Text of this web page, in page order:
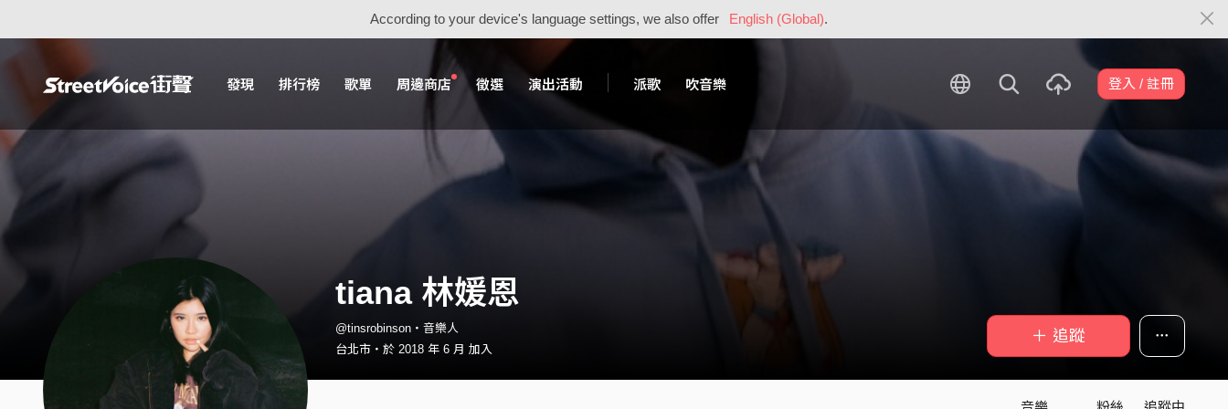
According to your device's language settings, we also offer English (Global).
發現 排行榜 歌單 周邊商店 徵選 演出活動 派歌 吹音樂 登入 / 註冊
tiana 林媛恩
@tinsrobinson・音樂人
台北市・於 2018 年 6 月 加入
＋ 追蹤